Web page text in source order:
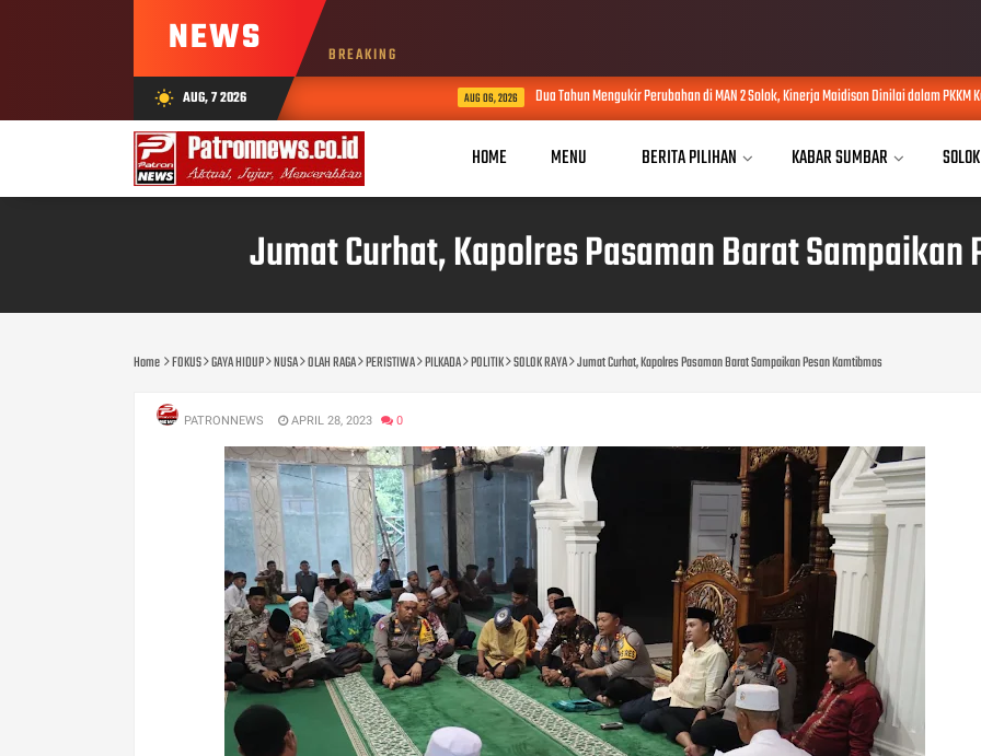
NEWS BREAKING
wb_sunny AUG, 7 2026 AUG 06, 2026 Dua Tahun Mengukir Perubahan di MAN 2 Solok, Kinerja Maidison Dinilai dalam PKKM Kanwil
HOME MENU BERITA PILIHAN KABAR SUMBAR
Jumat Curhat, Kapolres Pasaman Barat Sampaikan
Home FOKUS GAYA HIDUP NUSA OLAH RAGA PERISTIWA PILKADA POLITIK SOLOK RAYA Jumat Curhat, Kapolres Pasaman Barat Sampaikan Pesan Kamtibmas
PATRONNEWS APRIL 28, 2023 0